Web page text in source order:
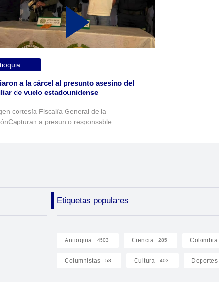
a la cárcel al presunto asesino del
de vuelo estadounidense
cortesía Fiscalía General de la
a presunto responsable
Etiquetas populares
Antioquia 4503 Ciencia 285 Colombia
Columnistas 58 Cultura 403 Deportes